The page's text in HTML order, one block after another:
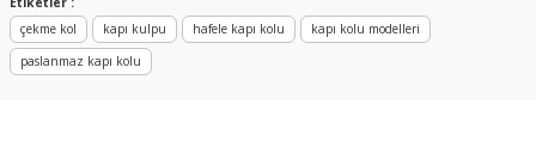
çekme kol
kapı kulpu hafele kapı kolu
kapı kolu modelleri
paslanmaz kapı kolu